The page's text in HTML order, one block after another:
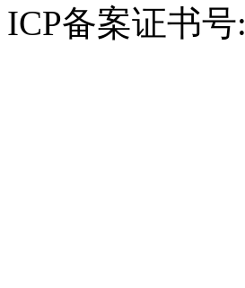
ICP备案证书号: